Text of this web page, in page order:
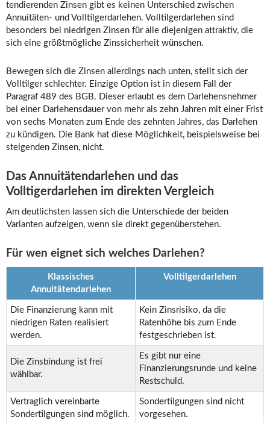
tendierenden Zinsen gibt es keinen Unterschied zwischen
Annuitäten- und Volltilgerdarlehen. Volltilgerdarlehen sind
besonders bei niedrigen Zinsen für alle diejenigen attraktiv, die
sich eine größtmögliche Zinssicherheit wünschen.
Bewegen sich die Zinsen allerdings nach unten, stellt sich der
Volltilger schlechter. Einzige Option ist in diesem Fall der
Paragraf 489 des BGB. Dieser erlaubt es dem Darlehensnehmer
bei einer Darlehensdauer von mehr als zehn Jahren mit einer Frist
von sechs Monaten zum Ende des zehnten Jahres, das Darlehen
zu kündigen. Die Bank hat diese Möglichkeit, beispielsweise bei
steigenden Zinsen, nicht.
Das Annuitätendarlehen und das
Volltigerdarlehen im direkten Vergleich
Am deutlichsten lassen sich die Unterschiede der beiden
Varianten aufzeigen, wenn sie direkt gegenüberstehen.
Für wen eignet sich welches Darlehen?
Klassisches
Annuitätendarlehen
Volltilgerdarlehen
Die Finanzierung kann mit
niedrigen Raten realisiert
werden.
Kein Zinsrisiko, da die
Ratenhöhe bis zum Ende
festgeschrieben ist.
Die Zinsbindung ist frei
wählbar.
Es gibt nur eine
Finanzierungsrunde und keine
Restschuld.
Vertraglich vereinbarte
Sondertilgungen sind möglich.
Sondertilgungen sind nicht
vorgesehen.